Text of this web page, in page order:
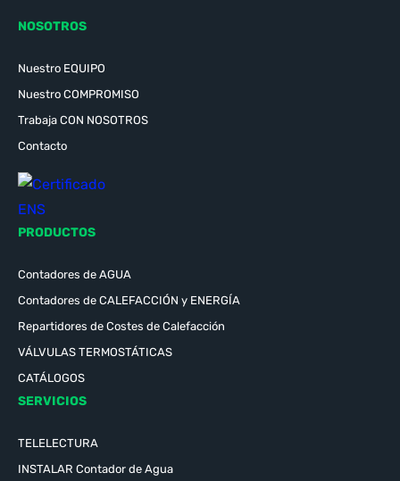
NOSOTROS
Nuestro EQUIPO
Nuestro COMPROMISO
Trabaja CON NOSOTROS
Contacto
PRODUCTOS
Contadores de AGUA
Contadores de CALEFACCIÓN y ENERGÍA
Repartidores de Costes de Calefacción
VÁLVULAS TERMOSTÁTICAS
CATÁLOGOS
SERVICIOS
TELELECTURA
INSTALAR Contador de Agua